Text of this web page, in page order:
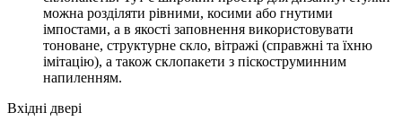
можна розділяти рівними, косими або гнутими
імпостами, а в якості заповнення використовувати
тоноване, структурне скло, вітражі (справжні та їхню
імітацію), а також склопакети з піскоструминним
напиленням.
Вхідні двері